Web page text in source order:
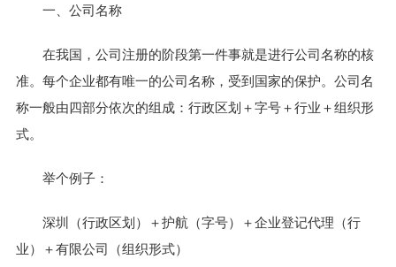
一、公司名称
在我国，公司注册的阶段第一件事就是进行公司名称的核
准。每个企业都有唯一的公司名称，受到国家的保护。公司名
称一般由四部分依次的组成：行政区划＋字号＋行业＋组织形
式。
举个例子：
深圳（行政区划）＋护航（字号）＋企业登记代理（行
业）＋有限公司（组织形式）